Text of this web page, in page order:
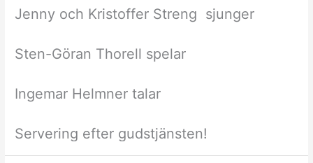
Jenny och Kristoffer Streng sjunger
Sten-Göran Thorell spelar
Ingemar Helmner talar
Servering efter gudstjänsten!